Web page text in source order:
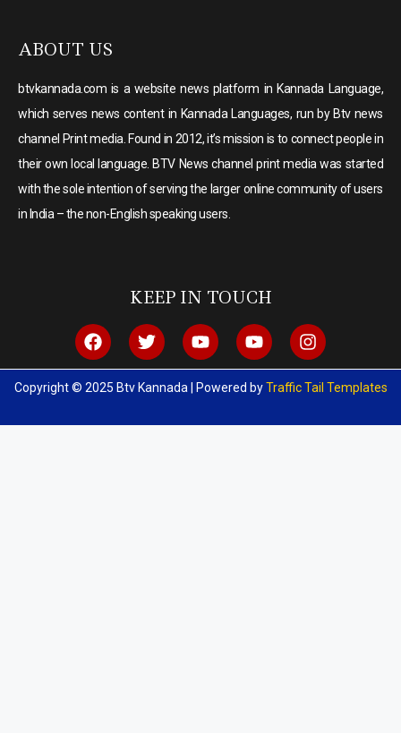
ABOUT US
btvkannada.com is a website news platform in Kannada Language,
which serves news content in Kannada Languages, run by Btv news
channel Print media. Found in 2012, it’s mission is to connect people in
their own local language. BTV News channel print media was started
with the sole intention of serving the larger online community of users
in India – the non-English speaking users.
KEEP IN TOUCH
Copyright © 2025 Btv Kannada | Powered byTraffic Tail Templates